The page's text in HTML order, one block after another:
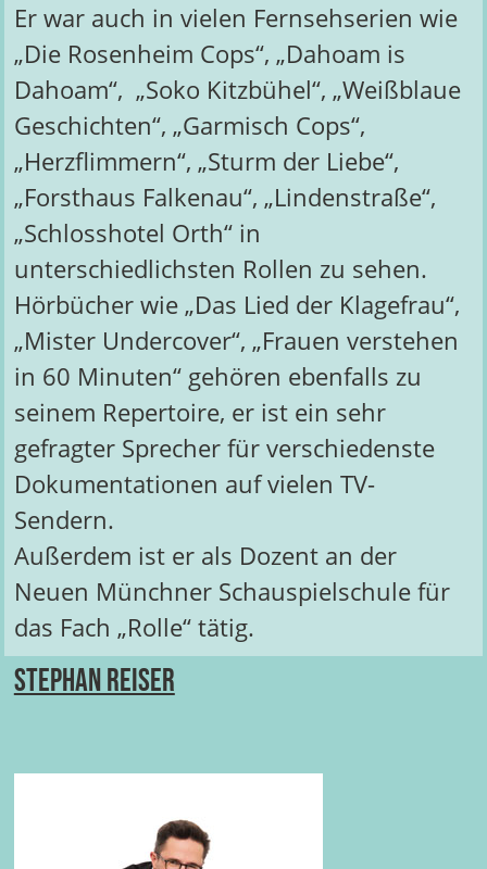
Er war auch in vielen Fernsehserien wie
„Die Rosenheim Cops“, „Dahoam is
Dahoam“, „Soko Kitzbühel“, „Weißblaue
Geschichten“, „Garmisch Cops“,
„Herzflimmern“, „Sturm der Liebe“,
„Forsthaus Falkenau“, „Lindenstraße“,
„Schlosshotel Orth“ in
unterschiedlichsten Rollen zu sehen.
Hörbücher wie „Das Lied der Klagefrau“,
„Mister Undercover“, „Frauen verstehen
in 60 Minuten“ gehören ebenfalls zu
seinem Repertoire, er ist ein sehr
gefragter Sprecher für verschiedenste
Dokumentationen auf vielen TV-
Sendern.
Außerdem ist er als Dozent an der
Neuen Münchner Schauspielschule für
das Fach „Rolle“ tätig.
Stephan Reiser